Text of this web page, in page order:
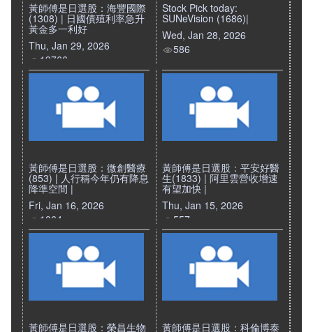
黃師傅是日選股：海豐國際
(1308) | 日國債殖利率急升
黃金多一利好
Thu, Jan 29, 2026
19766
Stock Pick today:
SUNeVision (1686)|
Wed, Jan 28, 2026
586
黃師傅是日選股：微創醫療
(853) | 人行稱今年仍有降息
降準空間 |
Fri, Jan 16, 2026
1064
黃師傅是日選股：平安好醫
生(1833) | 阿里雲營收增速
有望加快 |
Thu, Jan 15, 2026
557
黃師傅是日選股：榮昌生物 黃師傅是日選股：科倫博泰